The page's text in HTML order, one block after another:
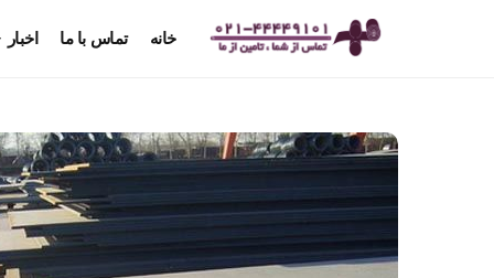
خانه تماس با ما اخبار